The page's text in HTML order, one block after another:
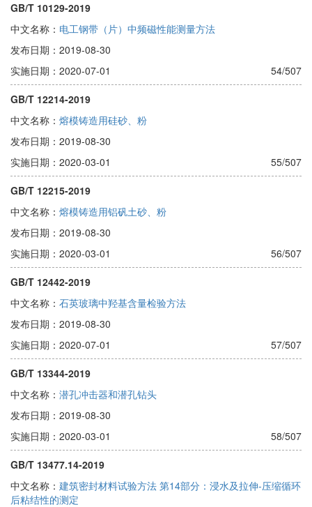
GB/T 10129-2019
中文名称： 电工钢带（片）中频磁性能测量方法
发布日期：2019-08-30
实施日期：2020-07-01
54/507
GB/T 12214-2019
中文名称： 熔模铸造用硅砂、粉
发布日期：2019-08-30
实施日期：2020-03-01
55/507
GB/T 12215-2019
中文名称： 熔模铸造用铝矾土砂、粉
发布日期：2019-08-30
实施日期：2020-03-01
56/507
GB/T 12442-2019
中文名称： 石英玻璃中羟基含量检验方法
发布日期：2019-08-30
实施日期：2020-07-01
57/507
GB/T 13344-2019
中文名称： 潜孔冲击器和潜孔钻头
发布日期：2019-08-30
实施日期：2020-03-01
58/507
GB/T 13477.14-2019
中文名称： 建筑密封材料试验方法 第14部分：浸水及拉伸-压缩循环
后粘结性的测定